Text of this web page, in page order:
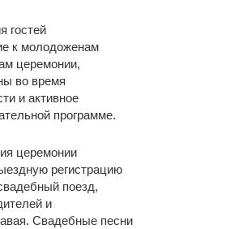
гостей
к молодоженам
церемонии,
во время
и активное
программе.
церемонии
регистрацию
поезд,
и
Свадебные песни